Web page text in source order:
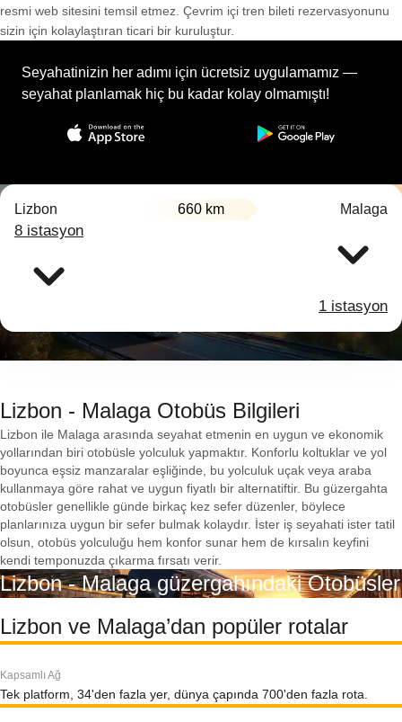
resmi web sitesini temsil etmez. Çevrim içi tren bileti rezervasyonunu
sizin için kolaylaştıran ticari bir kuruluştur.
Seyahatinizin her adımı için ücretsiz uygulamamız —
seyahat planlamak hiç bu kadar kolay olmamıştı!
Lizbon 660 km Malaga
8 istasyon
1 istasyon
Lizbon - Malaga Otobüs Bilgileri
Lizbon ile Malaga arasında seyahat etmenin en uygun ve ekonomik
yollarından biri otobüsle yolculuk yapmaktır. Konforlu koltuklar ve yol
boyunca eşsiz manzaralar eşliğinde, bu yolculuk uçak veya araba
kullanmaya göre rahat ve uygun fiyatlı bir alternatiftir. Bu güzergahta
otobüsler genellikle günde birkaç kez sefer düzenler, böylece
planlarınıza uygun bir sefer bulmak kolaydır. İster iş seyahati ister tatil
olsun, otobüs yolculuğu hem konfor sunar hem de kırsalın keyfini
kendi temponuzda çıkarma fırsatı verir.
Lizbon - Malaga güzergahındaki Otobüsler
Lizbon ve Malaga’dan popüler rotalar
Kapsamlı Ağ
Tek platform, 34'den fazla yer, dünya çapında 700'den fazla rota.